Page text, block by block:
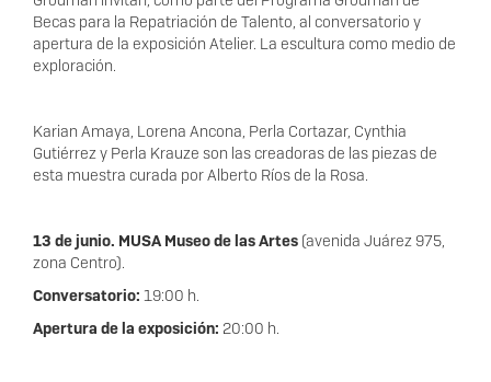
Becas para la Repatriación de Talento, al conversatorio y
apertura de la exposición Atelier. La escultura como medio de
exploración.
Karian Amaya, Lorena Ancona, Perla Cortazar, Cynthia
Gutiérrez y Perla Krauze son las creadoras de las piezas de
esta muestra curada por Alberto Ríos de la Rosa.
13 de junio. MUSA Museo de las Artes (avenida Juárez 975,
zona Centro).
Conversatorio: 19:00 h.
Apertura de la exposición: 20:00 h.